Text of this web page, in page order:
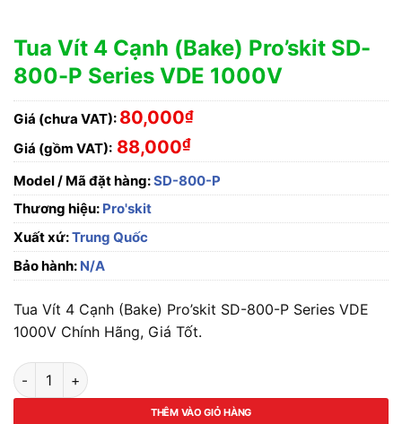
Tua Vít 4 Cạnh (Bake) Pro’skit SD-
800-P Series VDE 1000V
Giá (chưa VAT): 80,000₫
Giá (gồm VAT): 88,000₫
Model / Mã đặt hàng:SD-800-P
Thương hiệu: Pro'skit
Xuất xứ:Trung Quốc
Bảo hành: N/A
Tua Vít 4 Cạnh (Bake) Pro’skit SD-800-P Series VDE
1000V Chính Hãng, Giá Tốt.
Tua Vít 4 Cạnh (Bake) Pro'skit SD-800-P Series VDE 1000V
THÊM VÀO GIỎ HÀNG